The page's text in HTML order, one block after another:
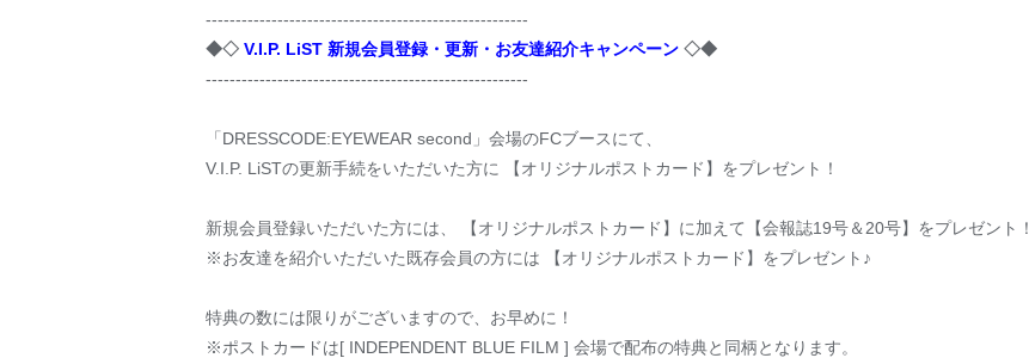
------------------------------------------------------
◆◇ V.I.P. LiST 新規会員登録・更新・お友達紹介キャンペーン ◇◆
------------------------------------------------------
「DRESSCODE:EYEWEAR second」会場のFCブースにて、
V.I.P. LiSTの更新手続をいただいた方に 【オリジナルポストカード】をプレゼント！
新規会員登録いただいた方には、 【オリジナルポストカード】に加えて【会報誌19号＆20号】をプレゼント！
※お友達を紹介いただいた既存会員の方には 【オリジナルポストカード】をプレゼント♪
特典の数には限りがございますので、お早めに！
※ポストカードは[ INDEPENDENT BLUE FILM ] 会場で配布の特典と同柄となります。